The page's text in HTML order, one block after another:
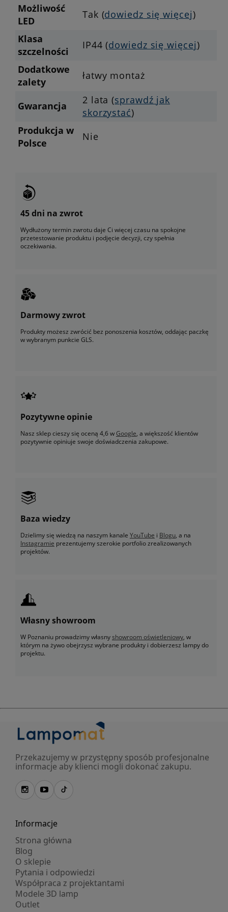
Możliwość
LED
Tak (dowiedz się więcej)
Klasa
szczelności
IP44 (dowiedz się więcej)
Dodatkowe
zalety
łatwy montaż
Gwarancja 2 lata (sprawdź jak
skorzystać)
Produkcja w
Polsce
Nie
45 dni na zwrot
Wydłużony termin zwrotu daje Ci więcej czasu na spokojne
przetestowanie produktu i podjęcie decyzji, czy spełnia
oczekiwania.
Darmowy zwrot
Produkty możesz zwrócić bez ponoszenia kosztów, oddając paczkę
w wybranym punkcie GLS.
Pozytywne opinie
Nasz sklep cieszy się oceną 4,6 wGoogle, a większość klientów
pozytywnie opiniuje swoje doświadczenia zakupowe.
Baza wiedzy
Dzielimy się wiedzą na naszym kanale YouTube i Blogu, a na
Instagramie prezentujemy szerokie portfolio zrealizowanych
projektów.
Własny showroom
W Poznaniu prowadzimy własnyshowroom oświetleniowy, w
którym na żywo obejrzysz wybrane produkty i dobierzesz lampy do
projektu.
Przekazujemy w przystępny sposób profesjonalne
informacje aby klienci mogli dokonać zakupu.
Informacje
Strona główna
Blog
O sklepie
Pytania i odpowiedzi
Współpraca z projektantami
Modele 3D lamp
Outlet